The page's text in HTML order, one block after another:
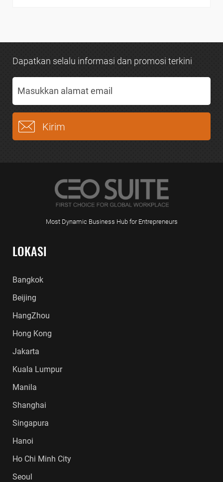
Dapatkan selalu informasi dan promosi terkini
Most Dynamic Business Hub for Entrepreneurs
LOKASI
Bangkok
Beijing
HangZhou
Hong Kong
Jakarta
Kuala Lumpur
Manila
Shanghai
Singapura
Hanoi
Ho Chi Minh City
Seoul